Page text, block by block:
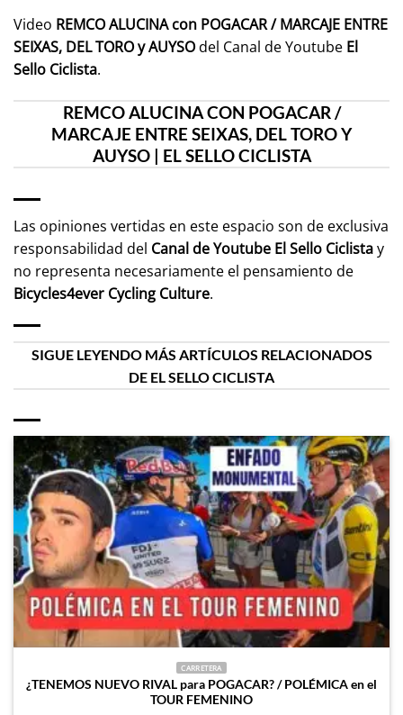
Video REMCO ALUCINA con POGACAR / MARCAJE ENTRE
SEIXAS, DEL TORO y AUYSOdel Canal de Youtube El
Sello Ciclista.
REMCO ALUCINA CON POGACAR /
MARCAJE ENTRE SEIXAS, DEL TORO Y
AUYSO | EL SELLO CICLISTA
Las opiniones vertidas en este espacio son de exclusiva
responsabilidad del Canal de Youtube El Sello Ciclistay
no representa necesariamente el pensamiento de
Bicycles4ever Cycling Culture.
SIGUE LEYENDO MÁS ARTÍCULOS RELACIONADOS
DE EL SELLO CICLISTA
CARRETERA
¿TENEMOS NUEVO RIVAL para POGACAR? / POLÉMICA en el
TOUR FEMENINO